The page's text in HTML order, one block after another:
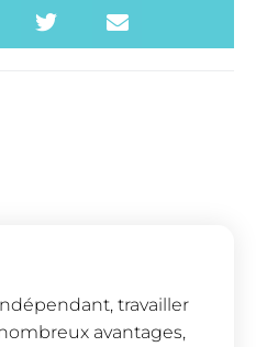
travailler
avantages,